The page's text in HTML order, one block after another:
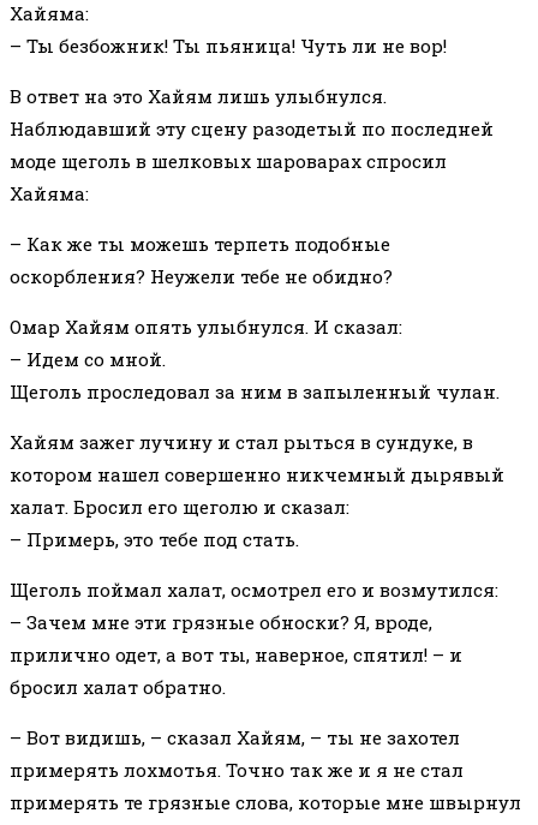
Хайяма:
– Ты безбожник! Ты пьяница! Чуть ли не вор!
В ответ на это Хайям лишь улыбнулся.
Наблюдавший эту сцену разодетый по последней
моде щеголь в шелковых шароварах спросил
Хайяма:
– Как же ты можешь терпеть подобные
оскорбления? Неужели тебе не обидно?
Омар Хайям опять улыбнулся. И сказал:
– Идем со мной.
Щеголь проследовал за ним в запыленный чулан.
Хайям зажег лучину и стал рыться в сундуке, в
котором нашел совершенно никчемный дырявый
халат. Бросил его щеголю и сказал:
– Примерь, это тебе под стать.
Щеголь поймал халат, осмотрел его и возмутился:
– Зачем мне эти грязные обноски? Я, вроде,
прилично одет, а вот ты, наверное, спятил! – и
бросил халат обратно.
– Вот видишь, – сказал Хайям, – ты не захотел
примерять лохмотья. Точно так же и я не стал
примерять те грязные слова, которые мне швырнул